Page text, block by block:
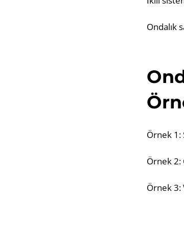
Ondalık
Örnek 1:
Örnek 2:
Örnek 3: